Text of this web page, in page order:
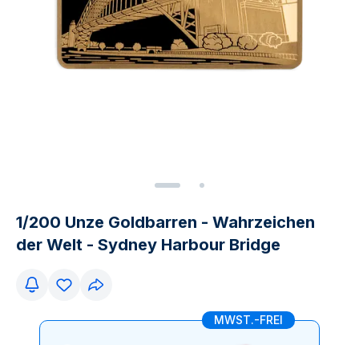
1/200 Unze Goldbarren - Wahrzeichen
der Welt - Sydney Harbour Bridge
MWST.-FREI